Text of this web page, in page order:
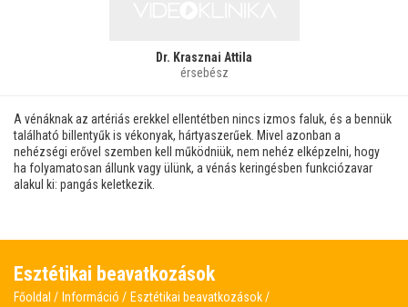
Dr. Krasznai Attila
érsebész
A vénáknak az artériás erekkel ellentétben nincs izmos faluk, és a bennük
található billentyűk is vékonyak, hártyaszerűek. Mivel azonban a
nehézségi erővel szemben kell működniük, nem nehéz elképzelni, hogy
ha folyamatosan állunk vagy ülünk, a vénás keringésben funkciózavar
alakul ki: pangás keletkezik.
Esztétikai beavatkozások
Főoldal Információ
Esztétikai beavatkozások